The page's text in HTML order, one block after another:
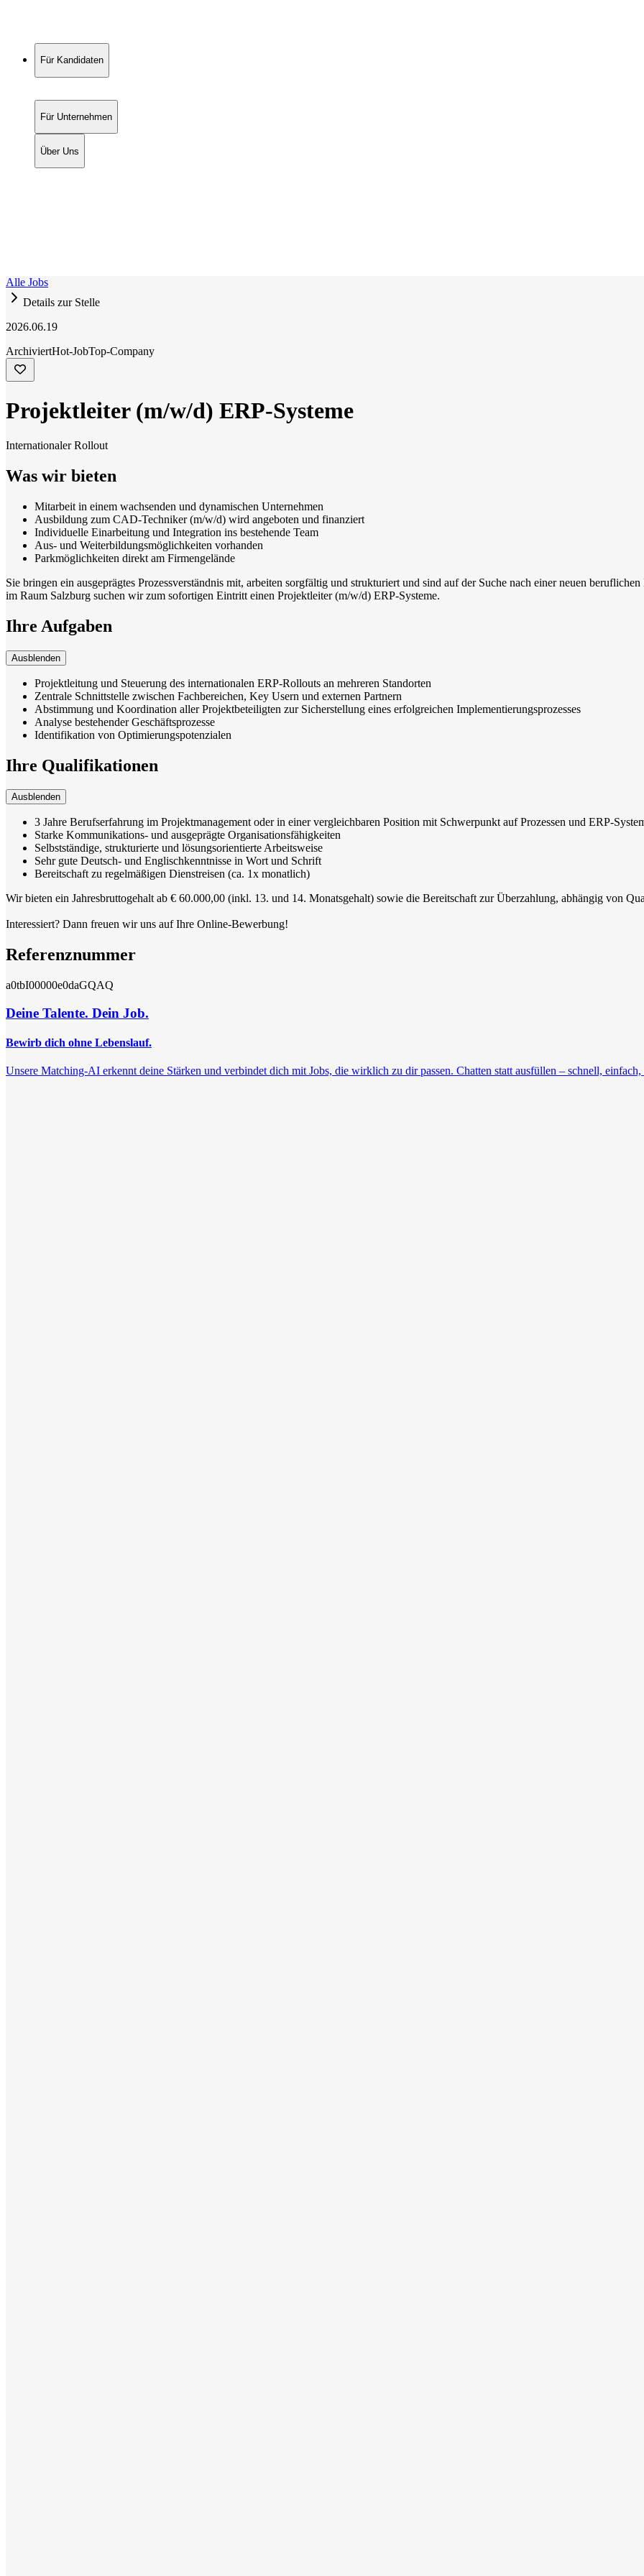
Für Kandidaten
Für Unternehmen
Über Uns
Alle Jobs
Details zur Stelle
2026.06.19
ArchiviertHot-JobTop-Company
Projektleiter (m/w/d) ERP-Systeme
Internationaler Rollout
Was wir bieten
Mitarbeit in einem wachsenden und dynamischen Unternehmen
Ausbildung zum CAD-Techniker (m/w/d) wird angeboten und finanziert
Individuelle Einarbeitung und Integration ins bestehende Team
Aus- und Weiterbildungsmöglichkeiten vorhanden
Parkmöglichkeiten direkt am Firmengelände
Sie bringen ein ausgeprägtes Prozessverständnis mit, arbeiten sorgfältig und strukturiert und sind auf der Suche nach einer neuen
im Raum Salzburg suchen wir zum sofortigen Eintritt einen Projektleiter (m/w/d) ERP-Systeme.
Ihre Aufgaben
Ausblenden
Projektleitung und Steuerung des internationalen ERP-Rollouts an mehreren Standorten
Zentrale Schnittstelle zwischen Fachbereichen, Key Usern und externen Partnern
Abstimmung und Koordination aller Projektbeteiligten zur Sicherstellung eines erfolgreichen Implementierungsprozesses
Analyse bestehender Geschäftsprozesse
Identifikation von Optimierungspotenzialen
Ihre Qualifikationen
Ausblenden
3 Jahre Berufserfahrung im Projektmanagement oder in einer vergleichbaren Position mit Schwerpunkt auf Prozessen und ERP-
Starke Kommunikations- und ausgeprägte Organisationsfähigkeiten
Selbstständige, strukturierte und lösungsorientierte Arbeitsweise
Sehr gute Deutsch- und Englischkenntnisse in Wort und Schrift
Bereitschaft zu regelmäßigen Dienstreisen (ca. 1x monatlich)
Wir bieten ein Jahresbruttogehalt ab € 60.000,00 (inkl. 13. und 14. Monatsgehalt) sowie die Bereitschaft zur Überzahlung, abhängig von
Interessiert? Dann freuen wir uns auf Ihre Online-Bewerbung!
Referenznummer
a0tbI00000e0daGQAQ
Deine Talente. Dein Job.
Bewirb dich ohne Lebenslauf.
Unsere Matching-AI erkennt deine Stärken und verbindet dich mit Jobs, die wirklich zu dir passen. Chatten statt ausfüllen – schnell, einfach,